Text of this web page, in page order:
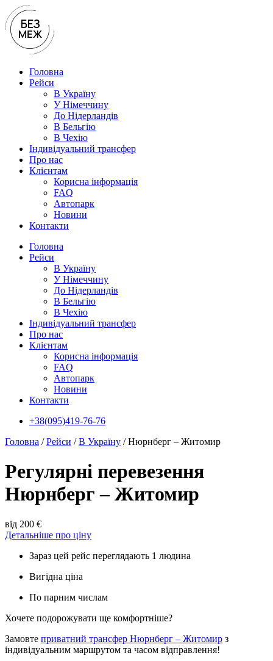
Перейти
до
вмісту
Головна
Рейси
В Україну
У Нiмеччину
До Нідерландів
В Бельгію
В Чехiю
Індивідуальний трансфер
Про нас
Клієнтам
Корисна інформація
FAQ
Автопарк
Новини
Контакти
Головна
Рейси
В Україну
У Нiмеччину
До Нідерландів
В Бельгію
В Чехiю
Індивідуальний трансфер
Про нас
Клієнтам
Корисна інформація
FAQ
Автопарк
Новини
Контакти
+38(095)419-76-76
Головна /Рейси /В Україну /Нюрнберг – Житомир
Регулярні перевезення
Нюрнберг – Житомир
від 200 €
Детальніше про ціну
Зараз цей рейс переглядають 1 людина
Вигідна ціна
По парним числам
Хочете подорожувати ще комфортніше?
Замовте приватний трансфер Нюрнберг – Житомир з
індивідуальним маршрутом та часом відправлення!